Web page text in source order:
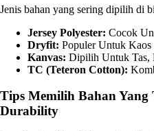
Jenis bahan yang sering dipilih di
Jersey Polyester: Cocok
Dryfit: Populer Untuk
Kanvas: Dipilih Untuk Tas,
TC (Teteron Cotton):
Tips Memilih Bahan
Durability